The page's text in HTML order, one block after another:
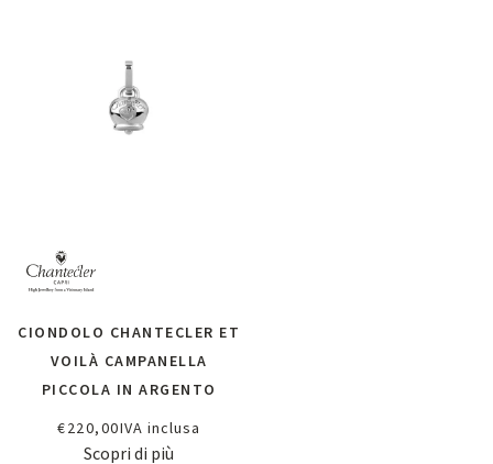
CIONDOLO CHANTECLER ET
VOILÀ CAMPANELLA
PICCOLA IN ARGENTO
€220,00IVA inclusa
Scopri di più